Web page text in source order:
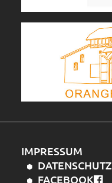
IMPRESSUM
DATENSCHUTZ
FACEBOOK